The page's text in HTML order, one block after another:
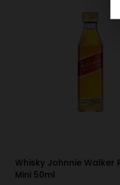
Whisky Johnnie Walker
Mini 50ml